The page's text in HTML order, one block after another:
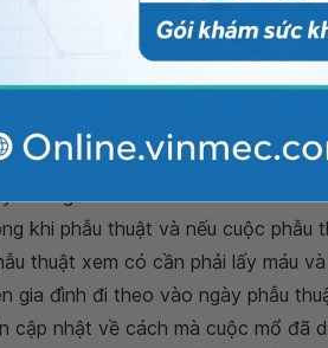
sĩ và bác sĩ gây mê sẽ cho
phẫu thuật hay không và khi
hiện đang dùng,tăng huyết ápvà
cung cấp bảo hiểm để tìm hiểu
không.
khi phẫu thuật và nếu cuộc phẫu
thuật xem có cần phải lấy máu
gia đình đi theo vào ngày phẫu
cập nhật về cách mà cuộc mổ đã